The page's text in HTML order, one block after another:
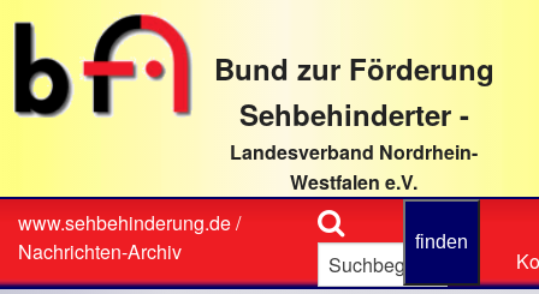
direkt
Textinhalt
Bund zur Förderung
Sehbehinderter -
Landesverband Nordrhein-
Westfalen e.V.
Sie
sind
www.sehbehinderung.de/
Nachrichten-Archiv
Suche